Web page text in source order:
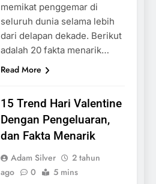
memikat penggemar di
seluruh dunia selama lebih
dari delapan dekade. Berikut
adalah 20 fakta menarik…
Read More
15 Trend Hari Valentine
Dengan Pengeluaran,
dan Fakta Menarik
Adam Silver
2 tahun
ago
0 5 mins